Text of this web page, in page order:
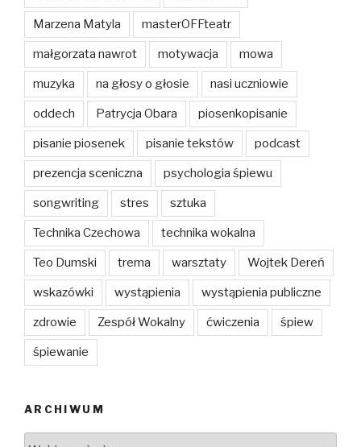
Marzena Matyla masterOFFteatr
małgorzata nawrot motywacja mowa
muzyka na głosy o głosie nasi uczniowie
oddech Patrycja Obara piosenkopisanie
pisanie piosenek pisanie tekstów podcast
prezencja sceniczna psychologia śpiewu
songwriting stres sztuka
Technika Czechowa technika wokalna
Teo Dumski trema warsztaty Wojtek Dereń
wskazówki wystąpienia wystąpienia publiczne
zdrowie Zespół Wokalny ćwiczenia śpiew
śpiewanie
ARCHIWUM